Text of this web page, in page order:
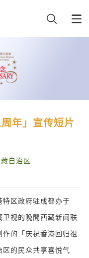
年」宣传短片
自治区
特区政府驻成都办于
视的晚間西藏新闻联
的「庆祝香港回归祖
的民众共享喜悦气